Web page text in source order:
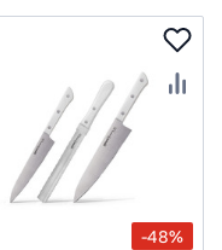
-48%